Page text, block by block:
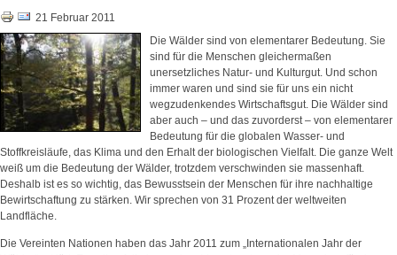
21 Februar 2011
Die Wälder sind von elementarer Bedeutung. Sie
sind für die Menschen gleichermaßen
unersetzliches Natur- und Kulturgut. Und schon
immer waren und sind sie für uns ein nicht
wegzudenkendes Wirtschaftsgut. Die Wälder sind
aber auch – und das zuvorderst – von elementarer
Bedeutung für die globalen Wasser- und
Stoffkreisläufe, das Klima und den Erhalt der biologischen Vielfalt. Die ganze Welt
weiß um die Bedeutung der Wälder, trotzdem verschwinden sie massenhaft.
Deshalb ist es so wichtig, das Bewusstsein der Menschen für ihre nachhaltige
Bewirtschaftung zu stärken. Wir sprechen von 31 Prozent der weltweiten
Landfläche.
Die Vereinten Nationen haben das Jahr 2011 zum „Internationalen Jahr der